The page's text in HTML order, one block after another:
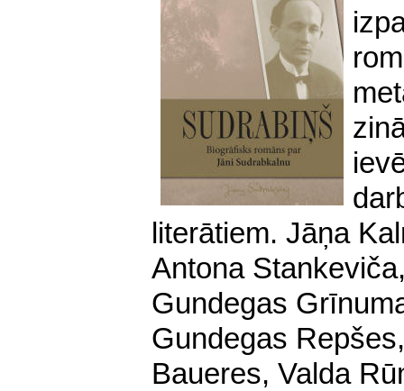
literātiem. Jāņa
Antona
Gundegas
Gundegas
Baueres, Valda